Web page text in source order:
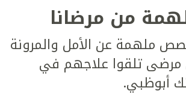
من مرضانا
ملهمة عن الأمل والمرونة
مرضى تلقوا علاجهم في
أبوظبي.